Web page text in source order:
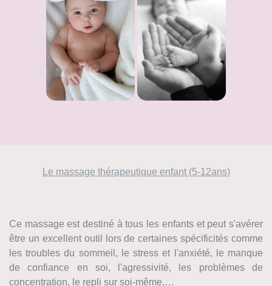
Le massage thérapeutique enfant (5-12ans)
Ce massage est destiné à tous les enfants et peut s'avérer
être un excellent outil lors de certaines spécificités comme
les troubles du sommeil, le stress et l'anxiété, le manque
de confiance en soi, l'agressivité, les problèmes de
concentration, le repli sur soi-même,…